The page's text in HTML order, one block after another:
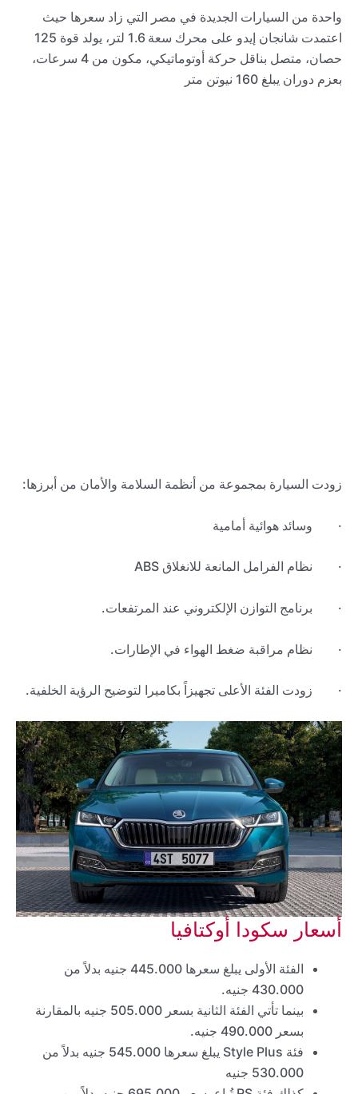
واحدة من السيارات الجديدة في مصر التي زاد سعرها حيث
اعتمدت شانجان إيدو على محرك سعة 1.6 لتر، يولد قوة 125
حصان، متصل بناقل حركة أوتوماتيكي، مكون من 4 سرعات،
بعزم دوران يبلغ 160 نيوتن متر
زودت السيارة بمجموعة من أنظمة السلامة والأمان من أبرزها:
· وسائد هوائية أمامية
· نظام الفرامل المانعة للانغلاق ABS
· برنامج التوازن الإلكتروني عند المرتفعات.
· نظام مراقبة ضغط الهواء في الإطارات.
· زودت الفئة الأعلى تجهيزاً بكاميرا لتوضيح الرؤية الخلفية.
أسعار سكودا أوكتافيا
الفئة الأولى يبلغ سعرها 445.000 جنيه بدلاً من
430.000 جنيه.
بينما تأتي الفئة الثانية بسعر 505.000 جنيه بالمقارنة
بسعر 490.000 جنيه.
فئة Style Plus يبلغ سعرها 545.000 جنيه بدلاً من
530.000 جنيه